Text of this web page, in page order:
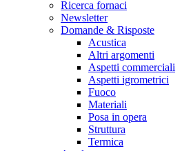
Ricerca fornaci
Newsletter
Domande & Risposte
Acustica
Altri argomenti
Aspetti commerciali
Aspetti igrometrici
Fuoco
Materiali
Posa in opera
Struttura
Termica